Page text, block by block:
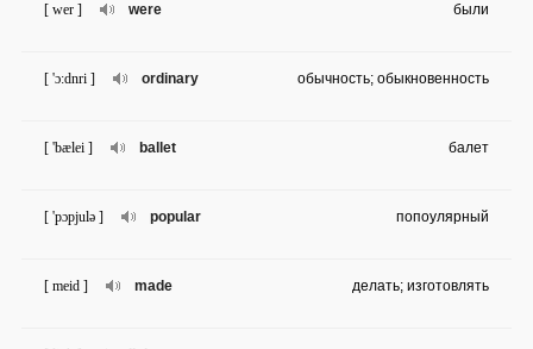
were
[ wer ] были
ordinary
[ 'ɔ:dnri ] обычность; обыкновенность
ballet
[ 'bælei ] балет
popular
[ 'pɔpjulə ] попоулярный
made
[ meid ] делать; изготовлять